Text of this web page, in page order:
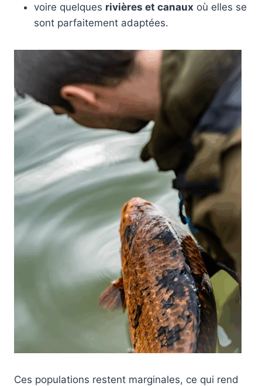
voire quelques rivières et canaux où elles se
sont parfaitement adaptées.
Ces populations restent marginales, ce qui rend